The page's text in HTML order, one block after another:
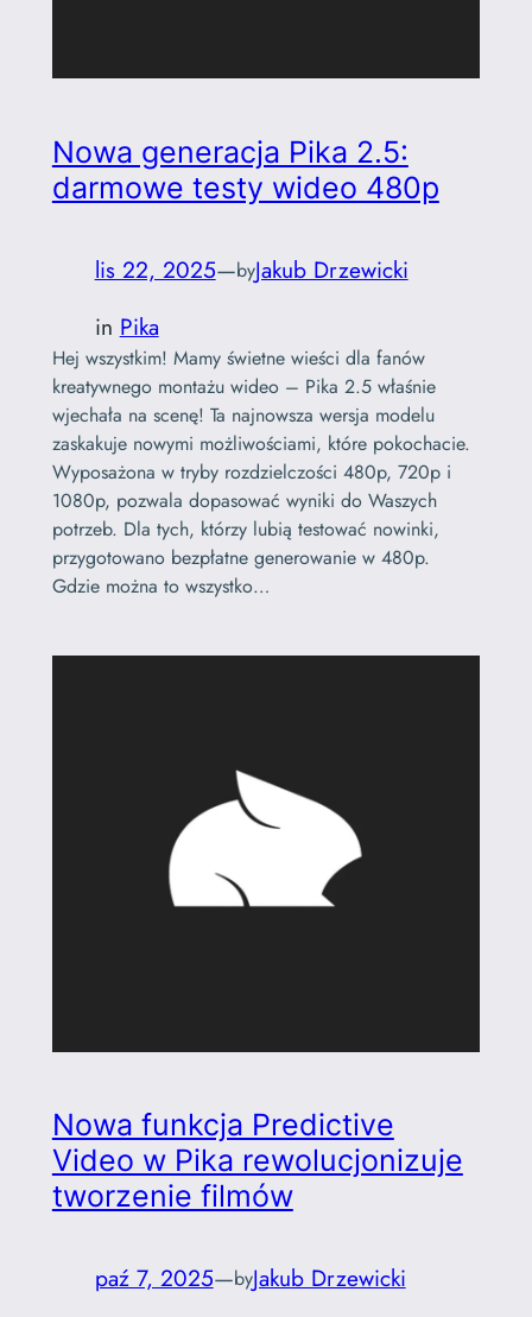
Nowa generacja Pika 2.5:
darmowe testy wideo 480p
lis 22, 2025—byJakub Drzewicki
in Pika
Hej wszystkim! Mamy świetne wieści dla fanów
kreatywnego montażu wideo – Pika 2.5 właśnie
wjechała na scenę! Ta najnowsza wersja modelu
zaskakuje nowymi możliwościami, które pokochacie.
Wyposażona w tryby rozdzielczości 480p, 720p i
1080p, pozwala dopasować wyniki do Waszych
potrzeb. Dla tych, którzy lubią testować nowinki,
przygotowano bezpłatne generowanie w 480p.
Gdzie można to wszystko…
Nowa funkcja Predictive
Video w Pika rewolucjonizuje
tworzenie filmów
paź 7, 2025—byJakub Drzewicki